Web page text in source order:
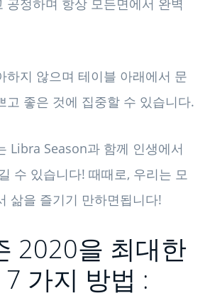
공정하며 항상 모든면에서 완벽
하지 않으며 테이블 아래에서 문
고 좋은 것에 집중할 수 있습니다.
Libra Season과 함께 인생에서
수 있습니다! 때때로, 우리는 모
삶을 즐기기 만하면됩니다!
2020을 최대한
가지 방법 :